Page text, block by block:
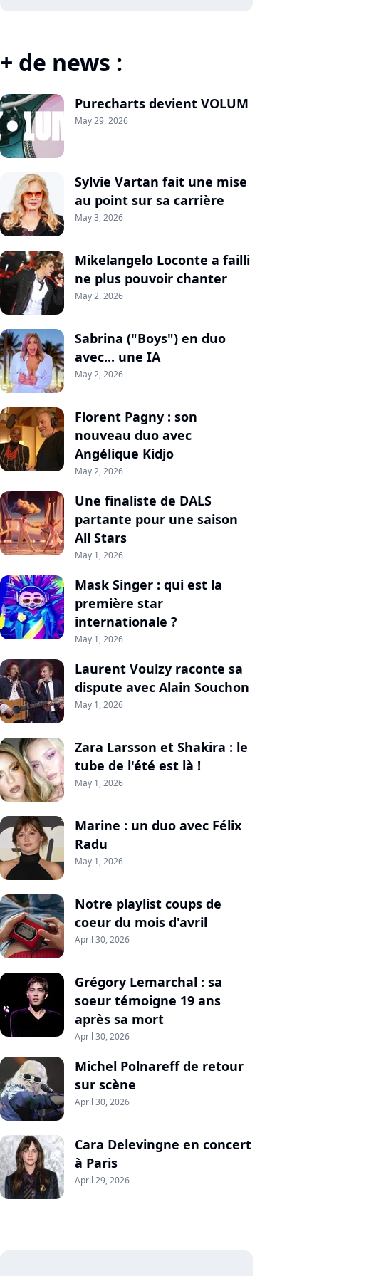
+ de news :
Purecharts devient VOLUM
May 29, 2026
Sylvie Vartan fait une mise
au point sur sa carrière
May 3, 2026
Mikelangelo Loconte a failli
ne plus pouvoir chanter
May 2, 2026
Sabrina ("Boys") en duo
avec... une IA
May 2, 2026
Florent Pagny : son
nouveau duo avec
Angélique Kidjo
May 2, 2026
Une finaliste de DALS
partante pour une saison
All Stars
May 1, 2026
Mask Singer : qui est la
première star
internationale ?
May 1, 2026
Laurent Voulzy raconte sa
dispute avec Alain Souchon
May 1, 2026
Zara Larsson et Shakira : le
tube de l'été est là !
May 1, 2026
Marine : un duo avec Félix
Radu
May 1, 2026
Notre playlist coups de
coeur du mois d'avril
April 30, 2026
Grégory Lemarchal : sa
soeur témoigne 19 ans
après sa mort
April 30, 2026
Michel Polnareff de retour
sur scène
April 30, 2026
Cara Delevingne en concert
à Paris
April 29, 2026